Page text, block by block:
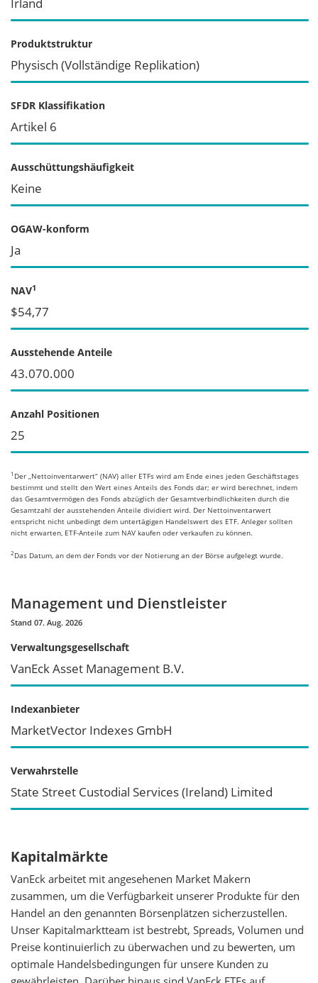
Produktstruktur
Physisch (Vollständige Replikation)
SFDR Klassifikation
Artikel 6
Ausschüttungshäufigkeit
Keine
OGAW-konform
Ja
NAV1
$54,77
Ausstehende Anteile
43.070.000
Anzahl Positionen
25
1 Der „Nettoinventarwert“ (NAV) aller ETFs wird am Ende eines jeden Geschäftstages
bestimmt und stellt den Wert eines Anteils des Fonds dar; er wird berechnet, indem
das Gesamtvermögen des Fonds abzüglich der Gesamtverbindlichkeiten durch die
Gesamtzahl der ausstehenden Anteile dividiert wird. Der Nettoinventarwert
entspricht nicht unbedingt dem untertägigen Handelswert des ETF. Anleger sollten
nicht erwarten, ETF-Anteile zum NAV kaufen oder verkaufen zu können.
2 Das Datum, an dem der Fonds vor der Notierung an der Börse aufgelegt wurde.
Management und Dienstleister
Stand 07. Aug. 2026
Verwaltungsgesellschaft
VanEck Asset Management B.V.
Indexanbieter
MarketVector Indexes GmbH
Verwahrstelle
State Street Custodial Services (Ireland) Limited
Kapitalmärkte
VanEck arbeitet mit angesehenen Market Makern
zusammen, um die Verfügbarkeit unserer Produkte für den
Handel an den genannten Börsenplätzen sicherzustellen.
Unser Kapitalmarktteam ist bestrebt, Spreads, Volumen und
Preise kontinuierlich zu überwachen und zu bewerten, um
optimale Handelsbedingungen für unsere Kunden zu